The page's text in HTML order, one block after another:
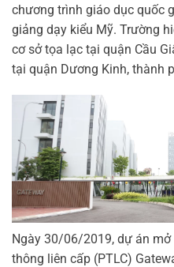
chương trình giáo dục quốc
giảng dạy kiểu Mỹ. Trường
cơ sở tọa lạc tại quận Cầu
tại quận Dương Kinh, thành
Ngày 30/06/2019, dự án
thông liên cấp (PTLC)